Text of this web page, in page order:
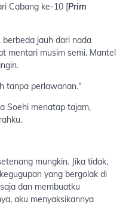
Cabang ke-10 [Prim
jauh dari nada
mentari musim semi. Mantel
tanpa perlawanan."
Soehi menatap tajam,
mungkin. Jika tidak,
yang bergolak di
dan membuatku
aku menyaksikannya